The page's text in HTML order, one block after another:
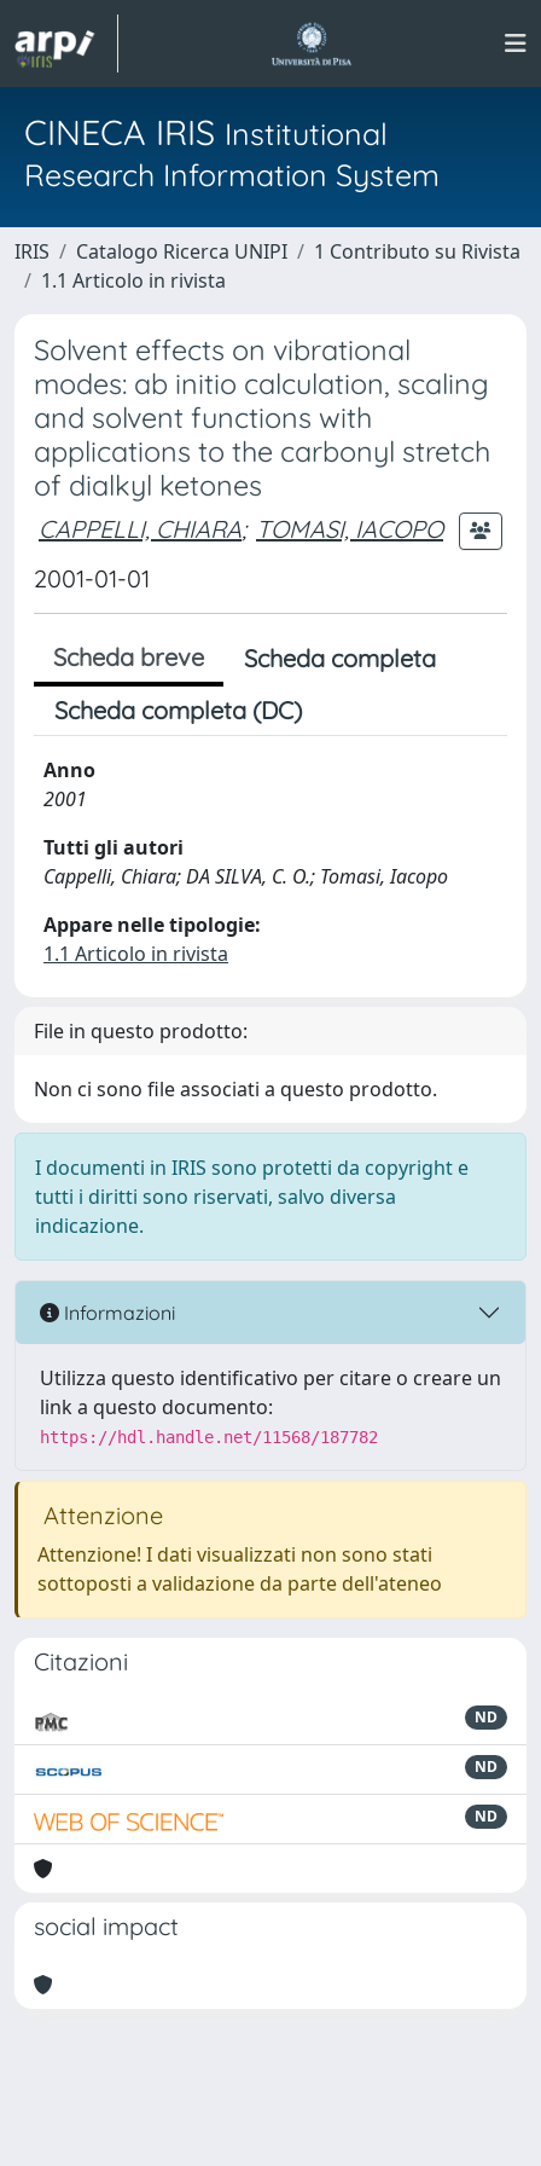
CINECA IRIS Institutional
Research Information System
IRIS Catalogo Ricerca UNIPI
1 Contributo su Rivista
1.1 Articolo in rivista
Solvent effects on vibrational
modes: ab initio calculation, scaling
and solvent functions with
applications to the carbonyl stretch
of dialkyl ketones
CAPPELLI, CHIARA; TOMASI, IACOPO
2001-01-01
Scheda breve
Scheda completa
Scheda completa (DC)
Anno
2001
Tutti gli autori
Cappelli, Chiara; DA SILVA, C. O.; Tomasi, Iacopo
Appare nelle tipologie:
1.1 Articolo in rivista
File in questo prodotto:
Non ci sono file associati a questo prodotto.
I documenti in IRIS sono protetti da copyright e
tutti i diritti sono riservati, salvo diversa
indicazione.
Informazioni
Utilizza questo identificativo per citare o creare un
link a questo documento:
https://hdl.handle.net/11568/187782
Attenzione
Attenzione! I dati visualizzati non sono stati
sottoposti a validazione da parte dell'ateneo
Citazioni
ND
ND
ND
social impact